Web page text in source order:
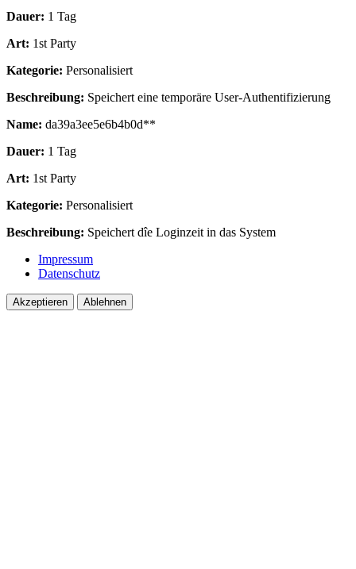
Dauer: 1 Tag
Art: 1st Party
Kategorie: Personalisiert
Beschreibung: Speichert eine temporäre User-Authentifizierung
Name: da39a3ee5e6b4b0d**
Dauer: 1 Tag
Art: 1st Party
Kategorie: Personalisiert
Beschreibung: Speichert dîe Loginzeit in das System
Impressum
Datenschutz
Akzeptieren Ablehnen